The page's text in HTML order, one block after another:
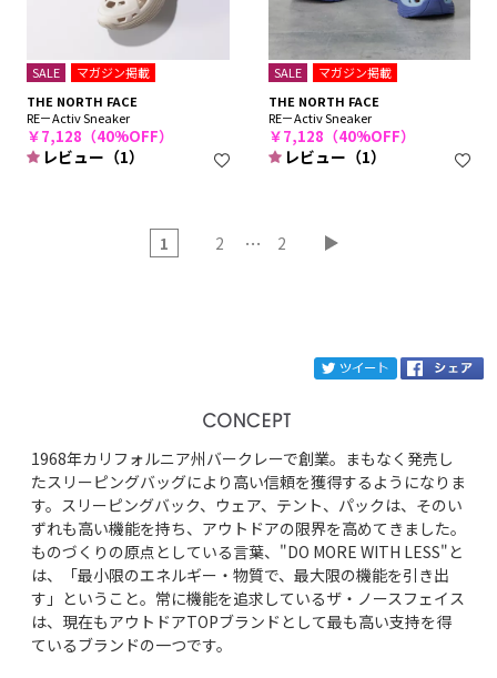
SALE
マガジン掲載
THE NORTH FACE
RE－Activ Sneaker
￥7,128（40%OFF）
レビュー（1）
SALE
マガジン掲載
THE NORTH FACE
RE－Activ Sneaker
￥7,128（40%OFF）
レビュー（1）
1 2 … 2
サイズ
掲載雑誌
価格 円～ 円
表示オプション
1968年カリフォルニア州バークレーで創業。まもなく発売し
たスリーピングバッグにより高い信頼を獲得するようになりま
す。スリーピングバック、ウェア、テント、パックは、そのい
ずれも高い機能を持ち、アウトドアの限界を高めてきました。
ものづくりの原点としている言葉、"DO MORE WITH LESS"と
は、「最小限のエネルギー・物質で、最大限の機能を引き出
す」ということ。常に機能を追求しているザ・ノースフェイス
は、現在もアウトドアTOPブランドとして最も高い支持を得
ているブランドの一つです。